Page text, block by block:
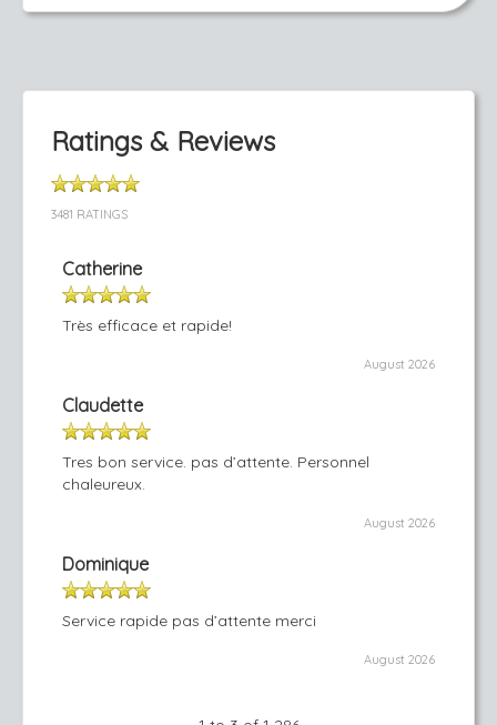
Ratings & Reviews
3481 RATINGS
Catherine
Très efficace et rapide!
August 2026
Claudette
Tres bon service. pas d’attente. Personnel
chaleureux.
August 2026
Dominique
Service rapide pas d’attente merci
August 2026